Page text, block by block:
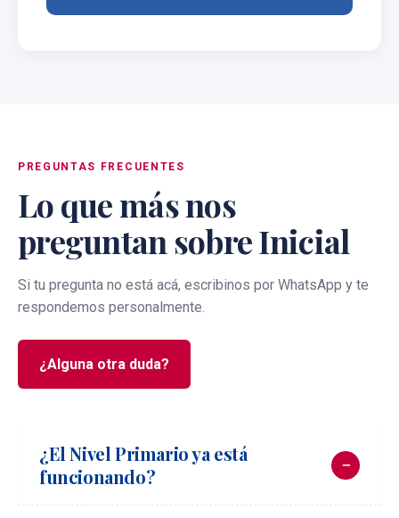
PREGUNTAS FRECUENTES
Lo que más nos
preguntan sobre Inicial
Si tu pregunta no está acá, escribinos por WhatsApp y te
respondemos personalmente.
¿Alguna otra duda?
¿El Nivel Primario ya está
funcionando?